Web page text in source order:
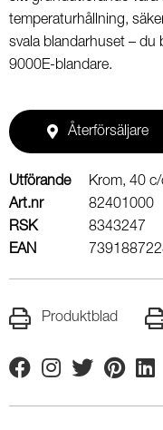
temperaturhållning,
svala blandarhuset – du
9000E-blandare.
Återförsäljare
Utförande
Krom, 40
Art.nr
82401000
RSK
8343247
EAN
Produktblad
FacebookInstagram
TwitterPinterest